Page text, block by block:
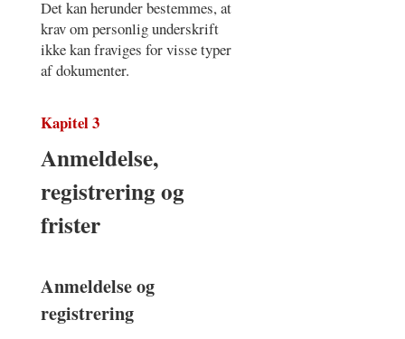
Det kan herunder bestemmes, at
krav om personlig underskrift
ikke kan fraviges for visse typer
af dokumenter.
Kapitel 3
Anmeldelse,
registrering og
frister
Anmeldelse og
registrering